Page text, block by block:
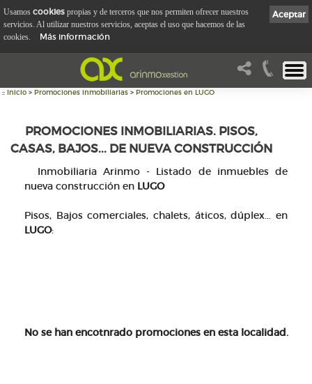
:: Inicio > Promociones inmobiliarias > Promociones en LUGO
PROMOCIONES INMOBILIARIAS. PISOS,
CASAS, BAJOS... DE NUEVA CONSTRUCCIÓN
Inmobiliaria Arinmo - Listado de inmuebles de
nueva construcción en LUGO
Pisos, Bajos comerciales, chalets, áticos, dúplex... en
LUGO:
No se han encotnrado promociones en esta localidad.
Aceptar
Usamos cookies propias y de terceros que nos permiten ofrecer nuestros
servicios. Al utilizar nuestros servicios, aceptas el uso que hacemos de las
cookies.
Más información